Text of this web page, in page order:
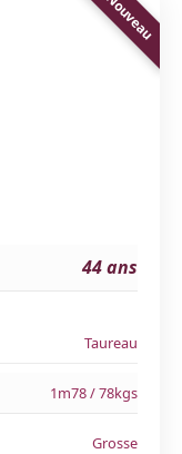
44 ans
Taureau
1m78 / 78kgs
Grosse